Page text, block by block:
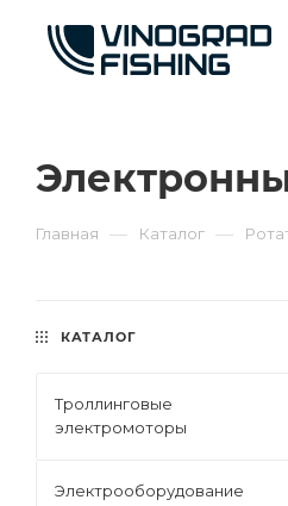
Главная — Каталог —
КАТАЛОГ
Троллинговые
электромоторы
Электрооборудование